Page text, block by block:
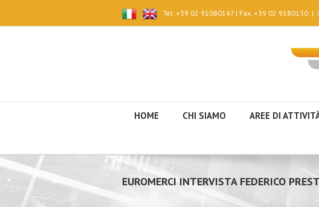
Tel. +39 02 91080147 | Fax. +39 02 9180130 |
HOME CHI SIAMO AREE DI
EUROMERCI INTERVISTA FEDERICO